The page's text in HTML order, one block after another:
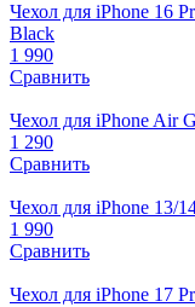
Чехол для iPhone 16
Black
1 990
Сравнить
Чехол для iPhone Air
1 290
Сравнить
Чехол для iPhone 13/
1 990
Сравнить
Чехол для iPhone 17